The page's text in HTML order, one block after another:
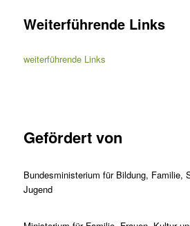
Weiterführende Links
weiterführende Links
Gefördert von
Bundesministerium für Bildung, Familie,
Jugend